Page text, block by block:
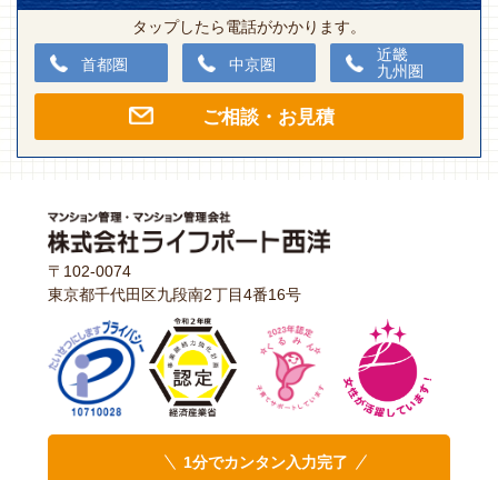
タップしたら電話がかかります。
首都圏 中京圏
近畿
九州圏
ご相談・お見積
〒102-0074
東京都千代田区九段南2丁目4番16号
1分でカンタン入力完了